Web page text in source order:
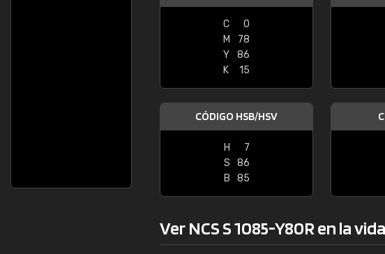
C
0
M
78
Y
86
K
15
CÓDIGO HSB/HSV
H
7
S
86
B
85
Ver NCS S 1085-Y80R en la